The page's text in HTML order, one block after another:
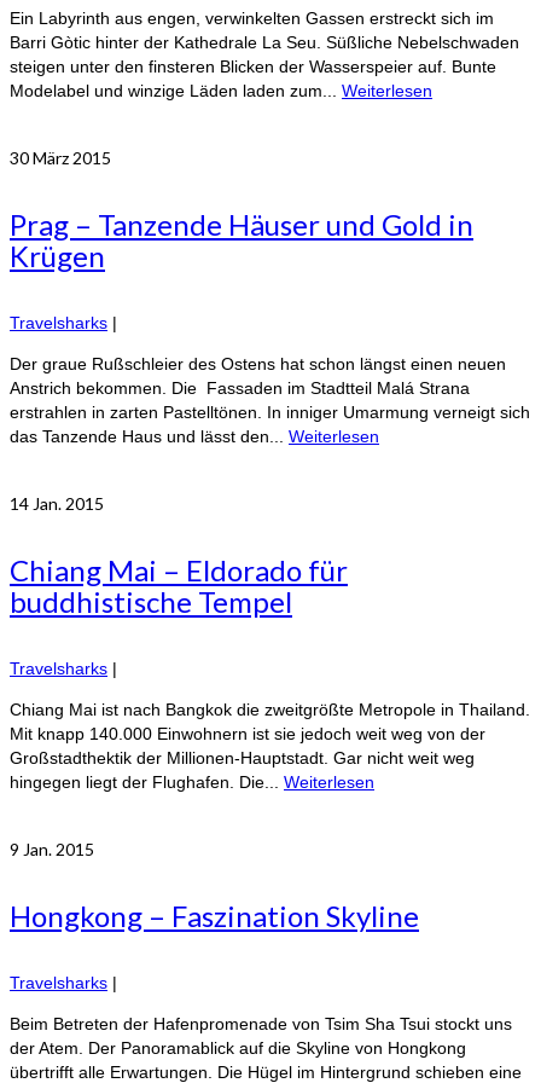
Ein Labyrinth aus engen, verwinkelten Gassen erstreckt sich im
Barri Gòtic hinter der Kathedrale La Seu. Süßliche Nebelschwaden
steigen unter den finsteren Blicken der Wasserspeier auf. Bunte
Modelabel und winzige Läden laden zum... Weiterlesen
30März 2015
Prag – Tanzende Häuser und Gold in
Krügen
Travelsharks |
Der graue Rußschleier des Ostens hat schon längst einen neuen
Anstrich bekommen. Die Fassaden im Stadtteil Malá Strana
erstrahlen in zarten Pastelltönen. In inniger Umarmung verneigt sich
das Tanzende Haus und lässt den... Weiterlesen
14 Jan. 2015
Chiang Mai – Eldorado für
buddhistische Tempel
Travelsharks |
Chiang Mai ist nach Bangkok die zweitgrößte Metropole in Thailand.
Mit knapp 140.000 Einwohnern ist sie jedoch weit weg von der
Großstadthektik der Millionen-Hauptstadt. Gar nicht weit weg
hingegen liegt der Flughafen. Die... Weiterlesen
9 Jan. 2015
Hongkong – Faszination Skyline
Travelsharks |
Beim Betreten der Hafenpromenade von Tsim Sha Tsui stockt uns
der Atem. Der Panoramablick auf die Skyline von Hongkong
übertrifft alle Erwartungen. Die Hügel im Hintergrund schieben eine